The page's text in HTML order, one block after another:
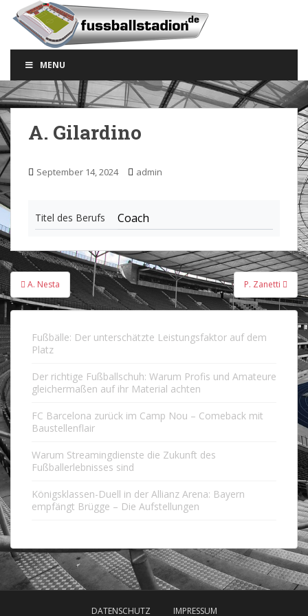
o
m
a
i
n
c
o
n
t
e
n
t
MENU
A. Gilardino
September 14, 2024 admin
Titel des Berufs Coach
Beitragsnavigation
A. Nesta P. Zanetti
Fußbälle: Der unterschätzte Leistungsfaktor auf dem
Platz
Der richtige Fußballschuh: Warum Profis und Amateure
gleichermaßen auf ihr Material achten
FC Barcelona zurück im Camp Nou – Comeback mit
Baustellenflair
Warum Streamingdienste die Zukunft des
Fußballerlebnisses sind
Königsklassen-Duell in der Allianz Arena: Bayern
empfängt Brügge – Die Aufstellungen
DATENSCHUTZ IMPRESSUM